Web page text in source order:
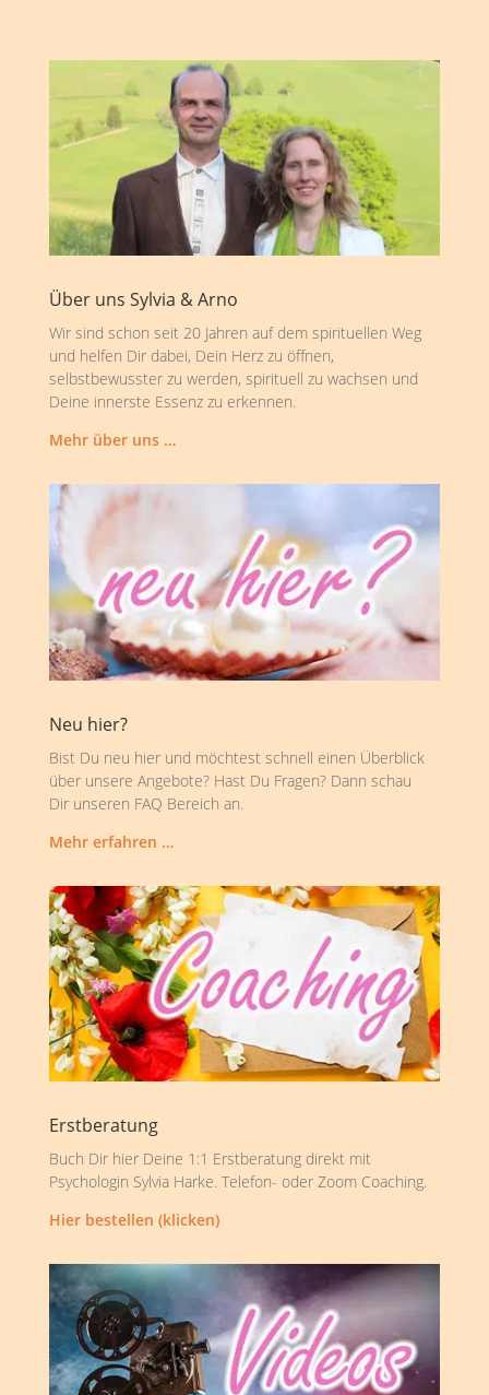
Über uns Sylvia & Arno
Wir sind schon seit 20 Jahren auf dem spirituellen Weg
und helfen Dir dabei, Dein Herz zu öffnen,
selbstbewusster zu werden, spirituell zu wachsen und
Deine innerste Essenz zu erkennen.
Mehr über uns …
Neu hier?
Bist Du neu hier und möchtest schnell einen Überblick
über unsere Angebote? Hast Du Fragen? Dann schau
Dir unseren FAQ Bereich an.
Mehr erfahren …
Erstberatung
Buch Dir hier Deine 1:1 Erstberatung direkt mit
Psychologin Sylvia Harke. Telefon- oder Zoom Coaching.
Hier bestellen (klicken)